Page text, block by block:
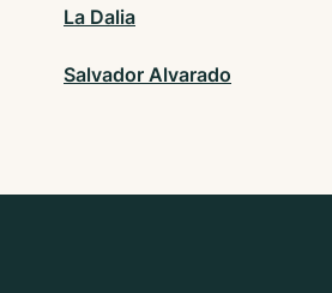
La Dalia
Salvador Alvarado